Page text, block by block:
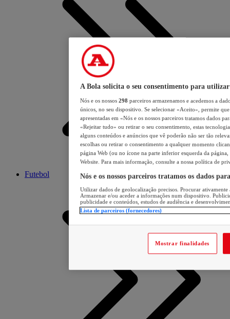
Futebol
A Bola solicita o seu consentimento para utilizar
Nós e os nossos 298 parceiros armazenamos e acedemos a
únicos, no seu dispositivo. Se selecionar «Aceito», permite
apresentadas em «Nós e os nossos parceiros tratamos dados
«Rejeitar tudo» ou retirar o seu consentimento, estas
alguns conteúdos e anúncios que vê poderão não ser tão
escolhas ou retirar o consentimento a qualquer momento
página Web (ou no ícone na parte inferior esquerda da página,
Website. Para mais informação, consulte a nossa política de
Nós e os nossos parceiros tratamos os dados
Utilizar dados de geolocalização precisos. Procurar
Armazenar e/ou aceder a informações num dispositivo.
publicidade e conteúdos, estudos de audiência e
Lista de parceiros (fornecedores)
Mostrar finalidades